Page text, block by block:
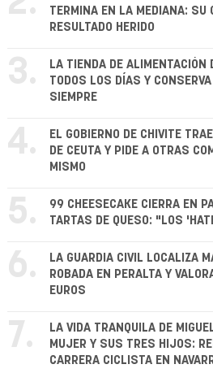
TERMINA EN LA MEDIANA: SU
RESULTADO HERIDO
3.
LA TIENDA DE ALIMENTACIÓN
TODOS LOS DÍAS Y
SIEMPRE
4.
EL GOBIERNO DE CHIVITE
DE CEUTA Y PIDE A OTRAS
MISMO
5.
99 CHEESECAKE CIERRA EN
TARTAS DE QUESO: "LOS
6.
LA GUARDIA CIVIL LOCALIZA
ROBADA EN PERALTA Y
EUROS
7.
LA VIDA TRANQUILA DE
MUJER Y SUS TRES HIJOS:
CARRERA CICLISTA EN